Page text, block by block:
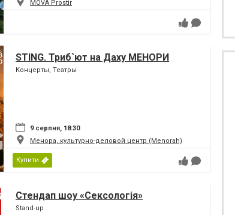
MOVA Рrostir
STING. Триб`ют на Даху МЕНОРИ
Концерты, Театры
9 серпня, 18:30
Менора, культурно-деловой центр (Menorah)
Купити
Стендап шоу «Сексологія»
Stand-up